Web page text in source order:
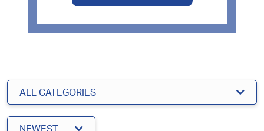
ALL CATEGORIES